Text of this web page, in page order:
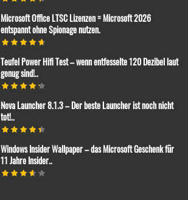
Microsoft Office LTSC Lizenzen = Microsoft 2026
entspannt ohne Spionage nutzen.
Teufel Power Hifi Test – wenn entfesselte 120 Dezibel laut
genug sind!..
Nova Launcher 8.1.3 – Der beste Launcher ist noch nicht
tot!..
Windows Insider Wallpaper – das Microsoft Geschenk für
11 Jahre Insider..